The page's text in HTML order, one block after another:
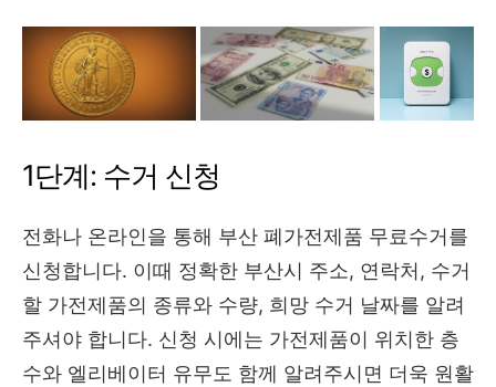
1단계: 수거 신청
전화나 온라인을 통해 부산 폐가전제품 무료수거를
신청합니다. 이때 정확한 부산시 주소, 연락처, 수거
할 가전제품의 종류와 수량, 희망 수거 날짜를 알려
주셔야 합니다. 신청 시에는 가전제품이 위치한 층
수와 엘리베이터 유무도 함께 알려주시면 더욱 원활